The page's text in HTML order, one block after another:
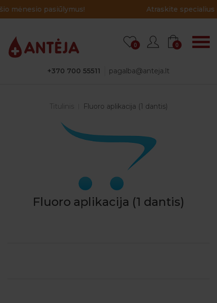
Atraskite specialius šio mėnesio pasiūlymus!
+370 700 55511 pagalba@anteja.lt
0 0
Titulinis Fluoro aplikacija (1 dantis)
Fluoro aplikacija (1 dantis)